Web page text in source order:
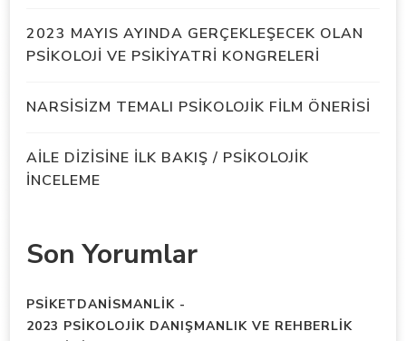
2023 MAYIS AYINDA GERÇEKLEŞECEK OLAN
PSİKOLOJİ VE PSİKİYATRİ KONGRELERİ
NARSİSİZM TEMALI PSİKOLOJİK FİLM ÖNERİSİ
AİLE DİZİSİNE İLK BAKIŞ / PSİKOLOJİK
İNCELEME
Son Yorumlar
PSIKETDANISMANLIK -
2023 PSİKOLOJİK DANIŞMANLIK VE REHBERLİK